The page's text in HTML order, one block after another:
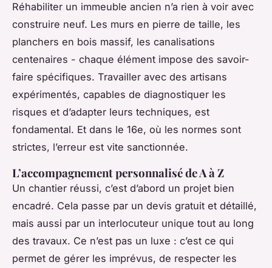
Réhabiliter un immeuble ancien n’a rien à voir avec
construire neuf. Les murs en pierre de taille, les
planchers en bois massif, les canalisations
centenaires - chaque élément impose des savoir-
faire spécifiques. Travailler avec des artisans
expérimentés, capables de diagnostiquer les
risques et d’adapter leurs techniques, est
fondamental. Et dans le 16e, où les normes sont
strictes, l’erreur est vite sanctionnée.
L’accompagnement personnalisé de A à Z
Un chantier réussi, c’est d’abord un projet bien
encadré. Cela passe par un devis gratuit et détaillé,
mais aussi par un interlocuteur unique tout au long
des travaux. Ce n’est pas un luxe : c’est ce qui
permet de gérer les imprévus, de respecter les